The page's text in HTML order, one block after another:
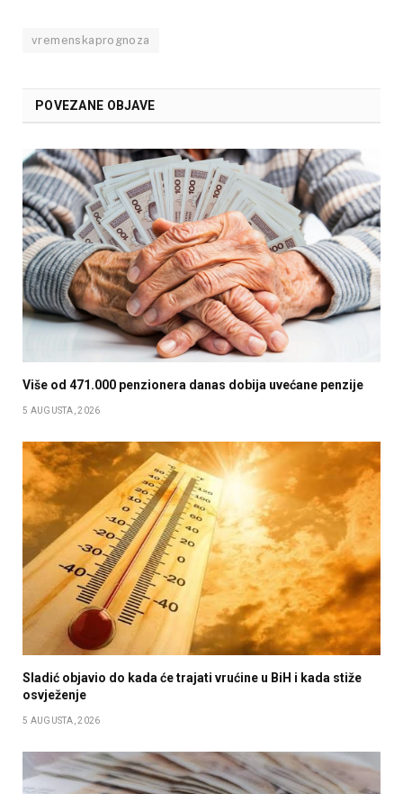
vremenskaprognoza
POVEZANE OBJAVE
Više od 471.000 penzionera danas dobija uvećane penzije
5 AUGUSTA, 2026
Sladić objavio do kada će trajati vrućine u BiH i kada stiže
osvježenje
5 AUGUSTA, 2026